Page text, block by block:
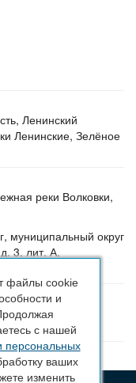
Ленинский
Ленинские, Зелёное
реки Волковки,
муниципальный округ
3, лит. А,
по РФ)
и ЛО)
файлы cookie
и
с нашей
персональных
ваших
изменить